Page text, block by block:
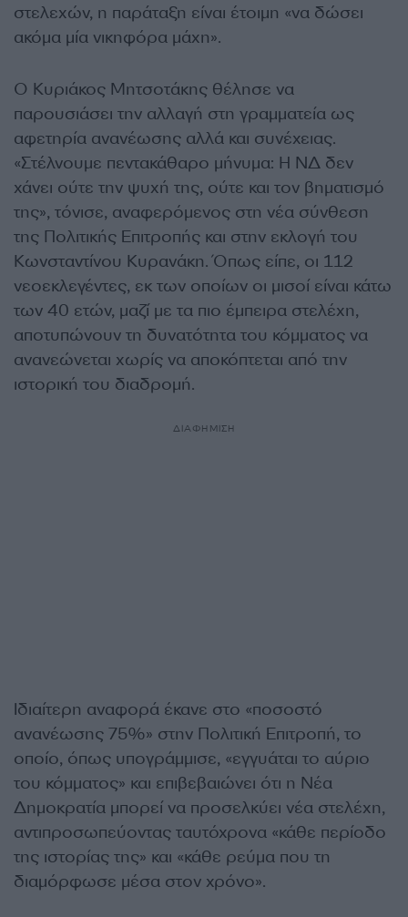
στελεχών, η παράταξη είναι έτοιμη «να δώσει
ακόμα μία νικηφόρα μάχη».
Ο Κυριάκος Μητσοτάκης θέλησε να
παρουσιάσει την αλλαγή στη γραμματεία ως
αφετηρία ανανέωσης αλλά και συνέχειας.
«Στέλνουμε πεντακάθαρο μήνυμα: Η ΝΔ δεν
χάνει ούτε την ψυχή της, ούτε και τον βηματισμό
της», τόνισε, αναφερόμενος στη νέα σύνθεση
της Πολιτικής Επιτροπής και στην εκλογή του
Κωνσταντίνου Κυρανάκη. Όπως είπε, οι 112
νεοεκλεγέντες, εκ των οποίων οι μισοί είναι κάτω
των 40 ετών, μαζί με τα πιο έμπειρα στελέχη,
αποτυπώνουν τη δυνατότητα του κόμματος να
ανανεώνεται χωρίς να αποκόπτεται από την
ιστορική του διαδρομή.
ΔΙΑΦΗΜΙΣΗ
Ιδιαίτερη αναφορά έκανε στο «ποσοστό
ανανέωσης 75%» στην Πολιτική Επιτροπή, το
οποίο, όπως υπογράμμισε, «εγγυάται το αύριο
του κόμματος» και επιβεβαιώνει ότι η Νέα
Δημοκρατία μπορεί να προσελκύει νέα στελέχη,
αντιπροσωπεύοντας ταυτόχρονα «κάθε περίοδο
της ιστορίας της» και «κάθε ρεύμα που τη
διαμόρφωσε μέσα στον χρόνο».